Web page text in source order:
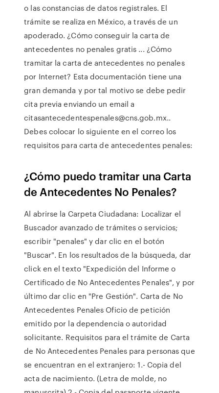
o las constancias de datos registrales. El
trámite se realiza en México, a través de un
apoderado. ¿Cómo conseguir la carta de
antecedentes no penales gratis ... ¿Cómo
tramitar la carta de antecedentes no penales
por Internet? Esta documentación tiene una
gran demanda y por tal motivo se debe pedir
cita previa enviando un email a
citasantecedentespenales@cns.gob.mx..
Debes colocar lo siguiente en el correo los
requisitos para carta de antecedentes penales:
¿Cómo puedo tramitar una Carta
de Antecedentes No Penales?
Al abrirse la Carpeta Ciudadana: Localizar el
Buscador avanzado de trámites o servicios;
escribir "penales" y dar clic en el botón
"Buscar". En los resultados de la búsqueda, dar
click en el texto "Expedición del Informe o
Certificado de No Antecedentes Penales", y por
último dar clic en "Pre Gestión". Carta de No
Antecedentes Penales Oficio de petición
emitido por la dependencia o autoridad
solicitante. Requisitos para el trámite de Carta
de No Antecedentes Penales para personas que
se encuentran en el extranjero: 1.- Copia del
acta de nacimiento. (Letra de molde, no